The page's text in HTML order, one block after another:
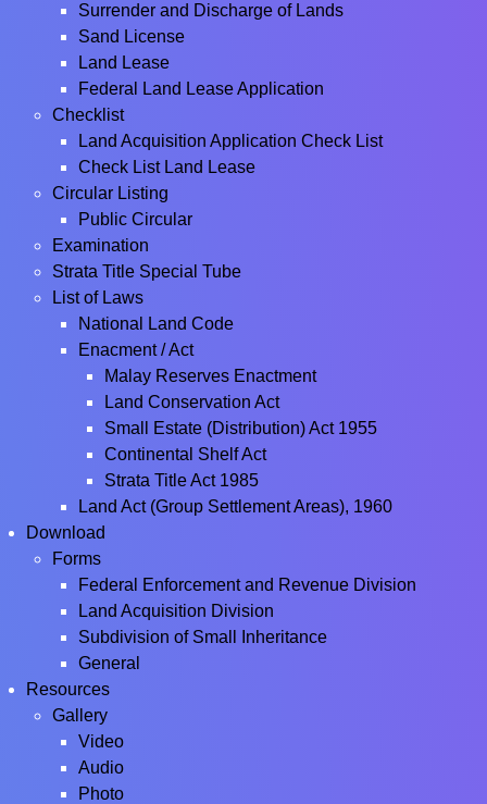
Surrender and Discharge of Lands
Sand License
Land Lease
Federal Land Lease Application
Checklist
Land Acquisition Application Check List
Check List Land Lease
Circular Listing
Public Circular
Examination
Strata Title Special Tube
List of Laws
National Land Code
Enacment / Act
Malay Reserves Enactment
Land Conservation Act
Small Estate (Distribution) Act 1955
Continental Shelf Act
Strata Title Act 1985
Land Act (Group Settlement Areas), 1960
Download
Forms
Federal Enforcement and Revenue Division
Land Acquisition Division
Subdivision of Small Inheritance
General
Resources
Gallery
Video
Audio
Photo